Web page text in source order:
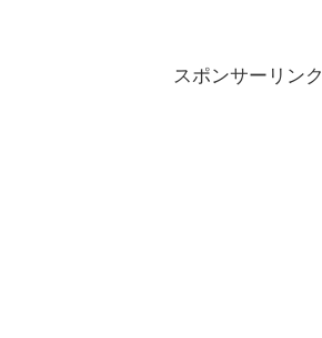
スポンサーリンク